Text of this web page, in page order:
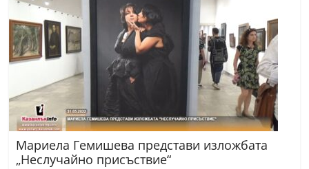
Мариела Гемишева представи изложбата
„Неслучайно присъствие“